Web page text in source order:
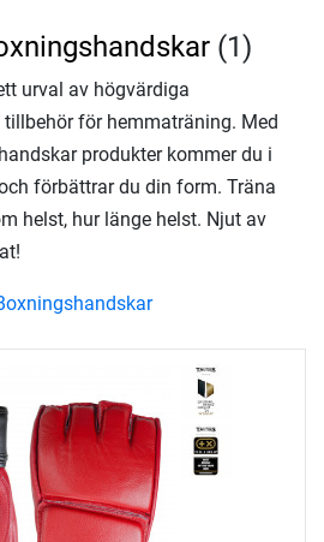
(1)
urval av högvärdiga
för hemmaträning. Med
produkter kommer du i
förbättrar du din form. Träna
helst, hur länge helst. Njut av